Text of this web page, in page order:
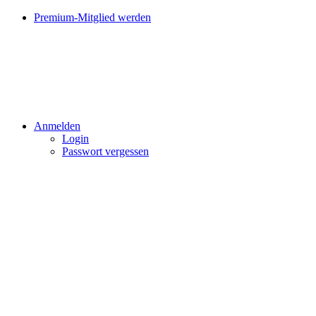
Premium-Mitglied werden
Anmelden
Login
Passwort vergessen